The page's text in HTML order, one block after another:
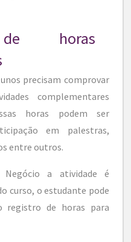
de horas
precisam comprovar
complementares
horas podem ser
em palestras,
entre outros.
a atividade é
curso, o estudante pode
registro de horas para